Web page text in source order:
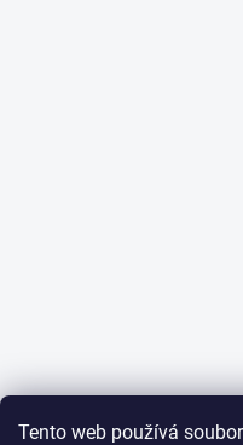
Tento web používá